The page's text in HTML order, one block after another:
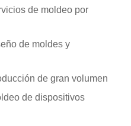
de moldeo por
de moldes y
de gran volumen
de dispositivos